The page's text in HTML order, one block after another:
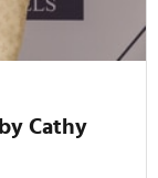
Cathy